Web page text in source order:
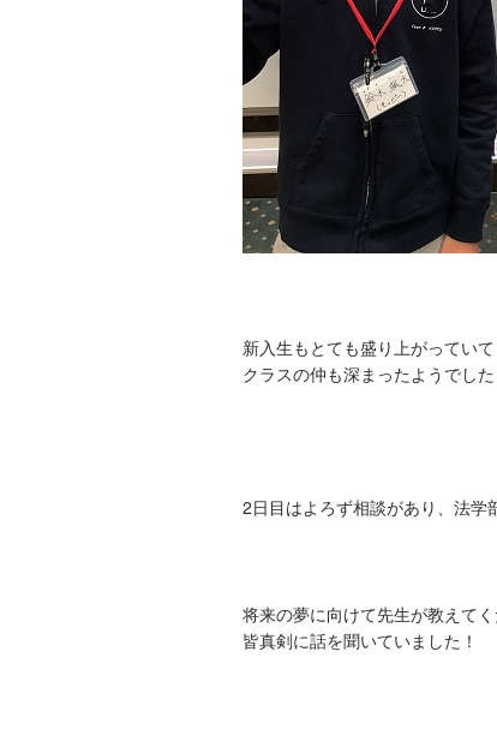
新入生もとても盛り上がっていて
クラスの仲も深まったようでした
2日目はよろず相談があり、法学
将来の夢に向けて先生が教えてく
皆真剣に話を聞いていました！